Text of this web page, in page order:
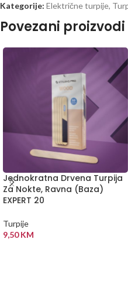
Kategorije: Električne turpije,
Povezani proizvodi
Jednokratna Drvena Turpija
Za Nokte, Ravna (Baza)
EXPERT 20
Turpije
9,50KM